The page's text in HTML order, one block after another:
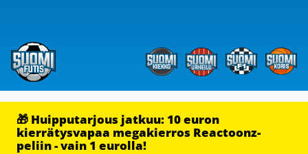
🎁 Huipputarjous jatkuu: 10 euron
kierrätysvapaa megakierros Reactoonz-
peliin - vain 1 eurolla!